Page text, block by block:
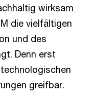
wirksam
die vielfältigen
und des
Denn erst
greifbar.